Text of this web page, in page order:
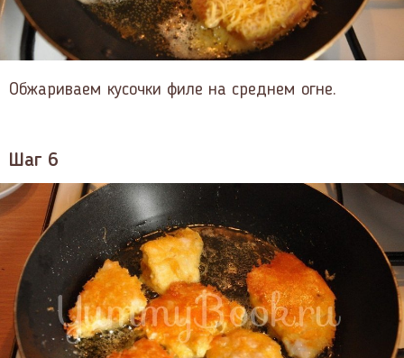
Обжариваем кусочки филе на среднем огне.
Шаг 6